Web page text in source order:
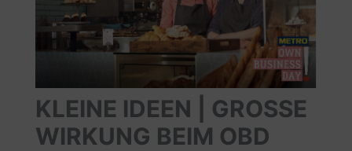
KLEINE IDEEN | GROSSE
WIRKUNG BEIM OBD